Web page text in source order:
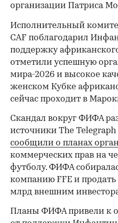
организации Патриса
00:00 00:00
Исполнительный
CAF поблагодарил
поддержку
отметили успешную
мира-2026 и высокое
женском Кубке
сейчас проходит в
Скандал вокруг ФИФА
источники The
сообщили о планах
коммерческих прав на
футболу. ФИФА
компанию FFE и продать
млрд внешним
Планы ФИФА привели к